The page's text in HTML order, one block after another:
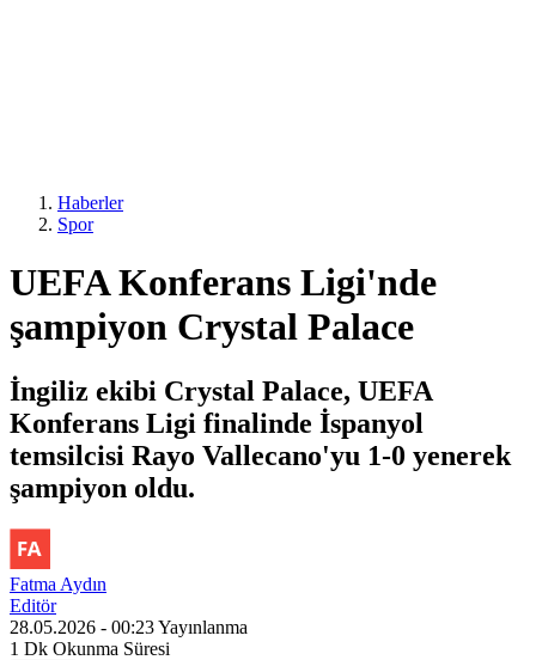
Haberler
Spor
UEFA Konferans Ligi'nde
şampiyon Crystal Palace
İngiliz ekibi Crystal Palace, UEFA
Konferans Ligi finalinde İspanyol
temsilcisi Rayo Vallecano'yu 1-0 yenerek
şampiyon oldu.
Fatma Aydın
Editör
28.05.2026 - 00:23Yayınlanma
1 Dk Okunma Süresi